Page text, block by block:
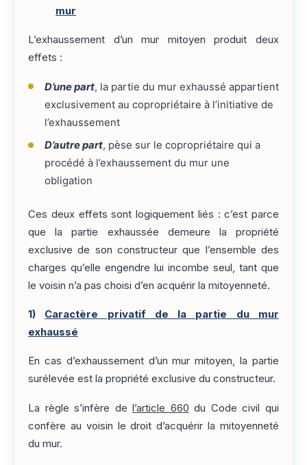
mur
L’exhaussement d’un mur mitoyen produit deux
effets :
D’une part, la partie du mur exhaussé appartient
exclusivement au copropriétaire à l’initiative de
l’exhaussement
D’autre part, pèse sur le copropriétaire qui a
procédé à l’exhaussement du mur une
obligation
Ces deux effets sont logiquement liés : c’est parce
que la partie exhaussée demeure la propriété
exclusive de son constructeur que l’ensemble des
charges qu’elle engendre lui incombe seul, tant que
le voisin n’a pas choisi d’en acquérir la mitoyenneté.
1) Caractère privatif de la partie du mur
exhaussé
En cas d’exhaussement d’un mur mitoyen, la partie
surélevée est la propriété exclusive du constructeur.
La règle s’infère del’article 660 du Code civil qui
confère au voisin le droit d’acquérir la mitoyenneté
du mur.